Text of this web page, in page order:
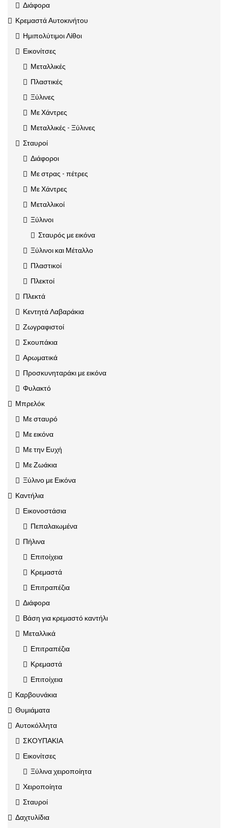
Διάφορα
Κρεμαστά Αυτοκινήτου
Ημιπολύτιμοι Λίθοι
Εικονίτσες
Μεταλλικές
Πλαστικές
Ξύλινες
Με Χάντρες
Μεταλλικές - Ξύλινες
Σταυροί
Διάφοροι
Με στρας - πέτρες
Με Χάντρες
Μεταλλικοί
Ξύλινοι
Σταυρός με εικόνα
Ξύλινοι και Μέταλλο
Πλαστικοί
Πλεκτοί
Πλεκτά
Κεντητά Λαβαράκια
Ζωγραφιστοί
Σκουπάκια
Αρωματικά
Προσκυνηταράκι με εικόνα
Φυλακτό
Μπρελόκ
Με σταυρό
Με εικόνα
Με την Ευχή
Με Ζωάκια
Ξύλινο με Εικόνα
Καντήλια
Εικονοστάσια
Πεπαλαιωμένα
Πήλινα
Επιτοίχεια
Κρεμαστά
Επιτραπέζια
Διάφορα
Βάση για κρεμαστό καντήλι
Μεταλλικά
Επιτραπέζια
Κρεμαστά
Επιτοίχεια
Καρβουνάκια
Θυμιάματα
Αυτοκόλλητα
ΣΚΟΥΠΑΚΙΑ
Εικονίτσες
Ξύλινα χειροποίητα
Χειροποίητα
Σταυροί
Δαχτυλίδια